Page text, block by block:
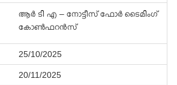
ആർ ടി എ – നോട്ടീസ് ഫോർ ടൈമിംഗ്
കോൺഫറൻസ്
25/10/2025
20/11/2025